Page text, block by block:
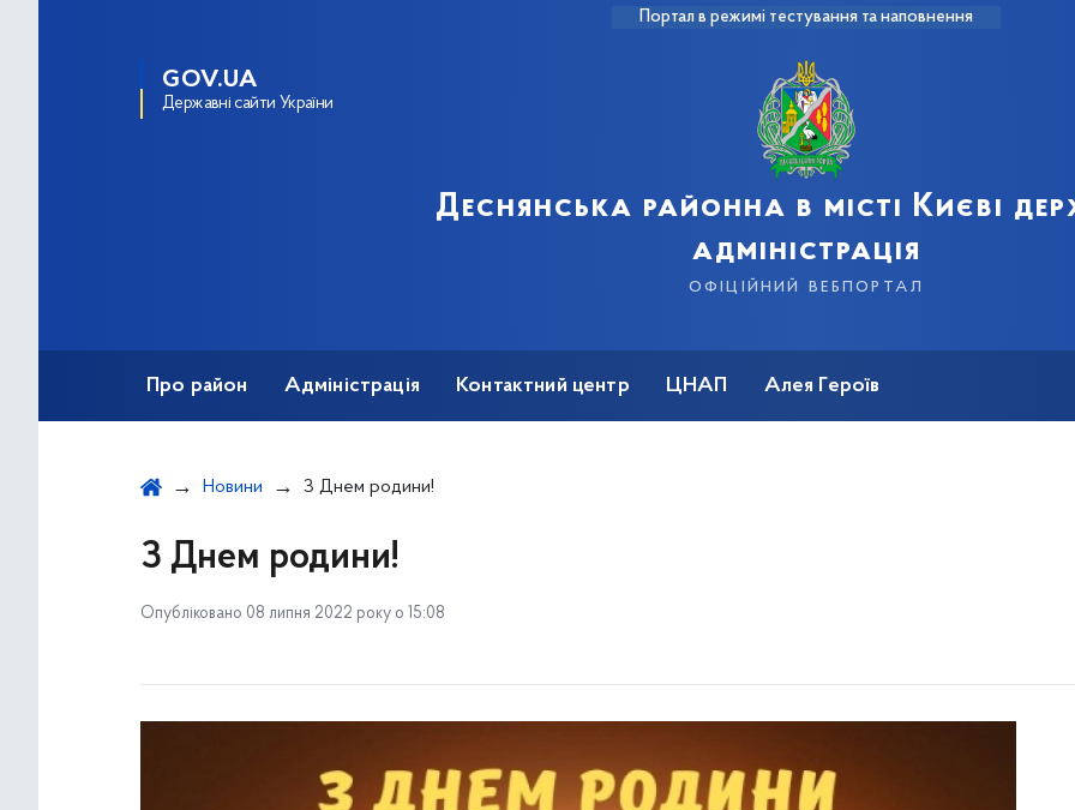
Портал в режимі тестування та наповнення
GOV.UA
Державні сайти України
Деснянська районна в місті Києві
адміністрація
офіційний вебпортал
Про район Адміністрація Контактний центр ЦНАП Алея Героїв
Новини З Днем родини!
З Днем родини!
Опубліковано 08 липня 2022 року о 15:08